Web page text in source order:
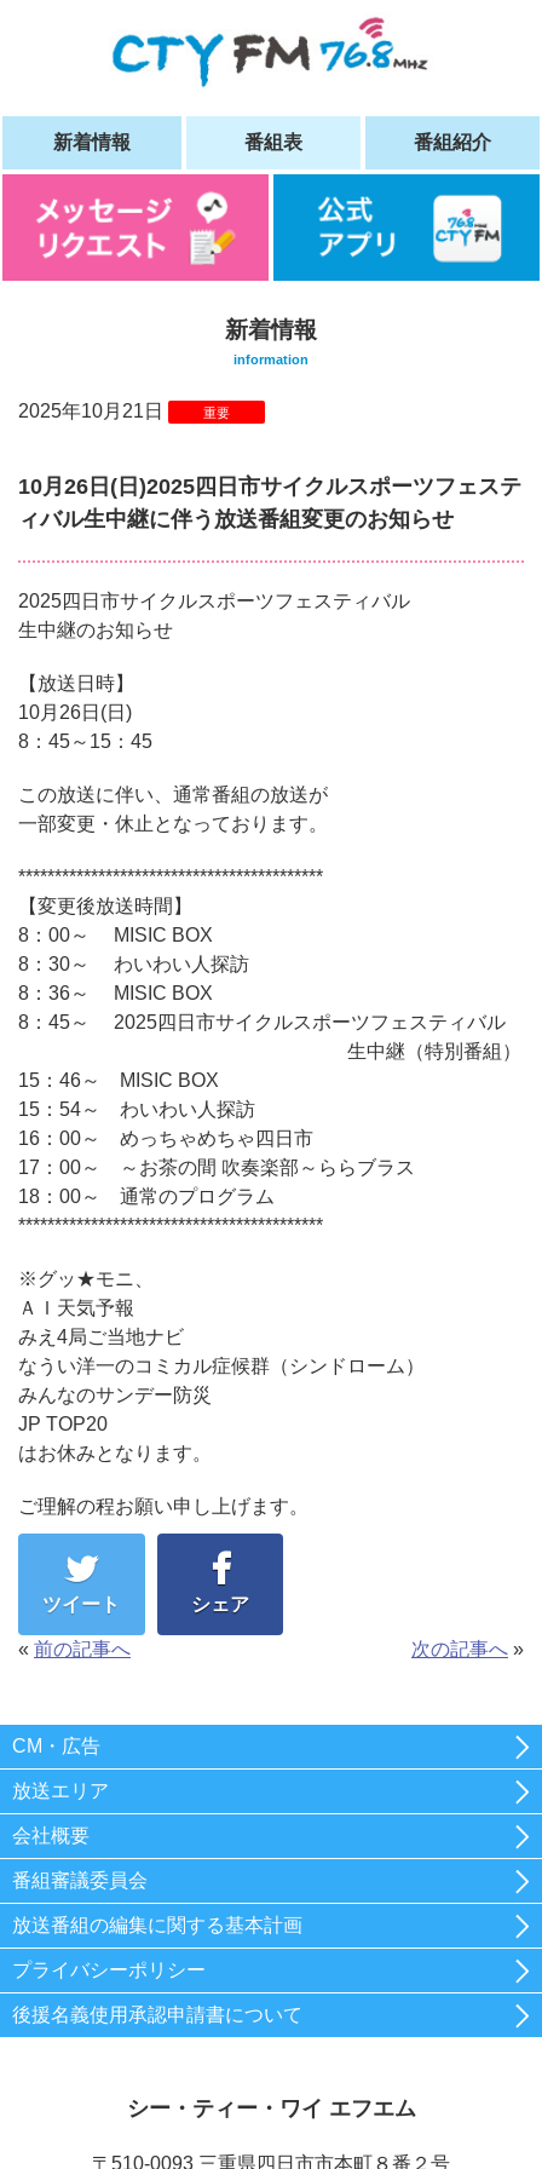
新着情報 番組表 番組紹介
新着情報
information
2025年10月21日 重要
10月26日(日)2025四日市サイクルスポーツフェステ
ィバル生中継に伴う放送番組変更のお知らせ
2025四日市サイクルスポーツフェスティバル
生中継のお知らせ
【放送日時】
10月26日(日)
8：45～15：45
この放送に伴い、通常番組の放送が
一部変更・休止となっております。
******************************************
【変更後放送時間】
8：00～ MISIC BOX
8：30～ わいわい人探訪
8：36～ MISIC BOX
8：45～ 2025四日市サイクルスポーツフェスティバル
生中継（特別番組）
15：46～ MISIC BOX
15：54～ わいわい人探訪
16：00～ めっちゃめちゃ四日市
17：00～ ～お茶の間 吹奏楽部～ららブラス
18：00～ 通常のプログラム
******************************************
※グッ★モニ、
ＡＩ天気予報
みえ4局ご当地ナビ
なうい洋一のコミカル症候群（シンドローム）
みんなのサンデー防災
JP TOP20
はお休みとなります。
ご理解の程お願い申し上げます。
ツイート シェア
« 前の記事へ 次の記事へ »
CM・広告
放送エリア
会社概要
番組審議委員会
放送番組の編集に関する基本計画
プライバシーポリシー
後援名義使用承認申請書について
シー・ティー・ワイ エフエム
〒510-0093 三重県四日市市本町８番２号